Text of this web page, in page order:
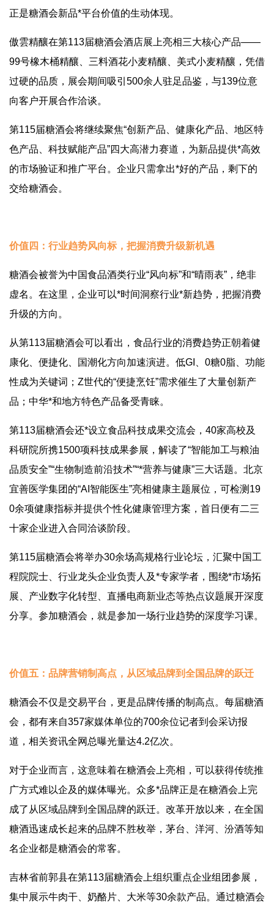
正是糖酒会新品*平台价值的生动体现。
傲雲精釀在第113届糖酒会酒店展上亮相三大核心产品——
99号橡木桶精釀、三料酒花小麦精釀、美式小麦精釀，凭借
过硬的品质，展会期间吸引500余人驻足品鉴，与139位意
向客户开展合作洽谈。
第115届糖酒会将继续聚焦“创新产品、健康化产品、地区特
色产品、科技赋能产品”四大高潜力赛道，为新品提供*高效
的市场验证和推广平台。企业只需拿出*好的产品，剩下的
交给糖酒会。
价值四：行业趋势风向标，把握消费升级新机遇
糖酒会被誉为中国食品酒类行业“风向标”和“晴雨表”，绝非
虚名。在这里，企业可以*时间洞察行业*新趋势，把握消费
升级的方向。
从第113届糖酒会可以看出，食品行业的消费趋势正朝着健
康化、便捷化、国潮化方向加速演进。低GI、0糖0脂、功能
性成为关键词；Z世代的“便捷烹饪”需求催生了大量创新产
品；中华*和地方特色产品备受青睐。
第113届糖酒会还*设立食品科技成果交流会，40家高校及
科研院所携1500项科技成果参展，解读了“智能加工与粮油
品质安全”“生物制造前沿技术”“*营养与健康”三大话题。北京
宜善医学集团的“AI智能医生”亮相健康主题展位，可检测19
0余项健康指标并提供个性化健康管理方案，首日便有二三
十家企业进入合同洽谈阶段。
第115届糖酒会将举办30余场高规格行业论坛，汇聚中国工
程院院士、行业龙头企业负责人及*专家学者，围绕*市场拓
展、产业数字化转型、直播电商新业态等热点议题展开深度
分享。参加糖酒会，就是参加一场行业趋势的深度学习课。
价值五：品牌营销制高点，从区域品牌到全国品牌的跃迁
糖酒会不仅是交易平台，更是品牌传播的制高点。每届糖酒
会，都有来自357家媒体单位的700余位记者到会采访报
道，相关资讯全网总曝光量达4.2亿次。
对于企业而言，这意味着在糖酒会上亮相，可以获得传统推
广方式难以企及的媒体曝光。众多*品牌正是在糖酒会上完
成了从区域品牌到全国品牌的跃迁。改革开放以来，在全国
糖酒迅速成长起来的品牌不胜枚举，茅台、洋河、汾酒等知
名企业都是糖酒会的常客。
吉林省前郭县在第113届糖酒会上组织重点企业组团参展，
集中展示牛肉干、奶酪片、大米等30余款产品。通过糖酒会